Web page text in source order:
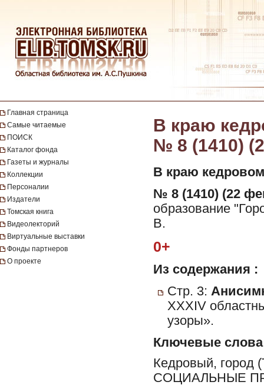
Главная страница
Самые читаемые
ПОИСК
Каталог фонда
Газеты и журналы
Коллекции
Персоналии
Издатели
Томская книга
Видеолекторий
Виртуальные выставки
Фонды партнеров
О проекте
В краю
№ 8 (1410)
В краю
№ 8 (1410) (22
образование
В.
0+
Из содержания :
Стр. 3:
XXXIV
узоры».
Ключевые слова
Кедровый,
СОЦИАЛЬНЫЕ